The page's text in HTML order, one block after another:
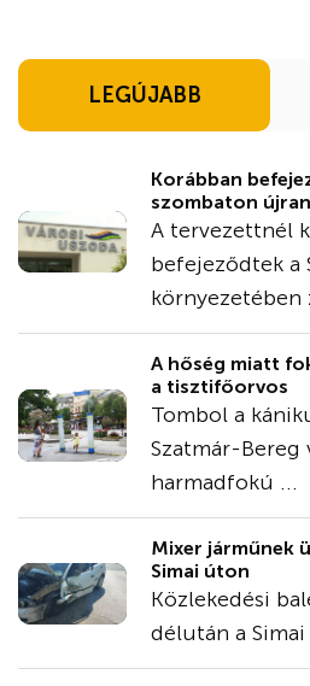
LEGÚJABB
Korábban
szombaton
A tervezettnél
befejeződtek a
környezetében
A hőség miatt
a tisztifőorvos
Tombol a
Szatmár-Bereg
harmadfokú ...
Mixer járműnek
Simai úton
Közlekedési
délután a